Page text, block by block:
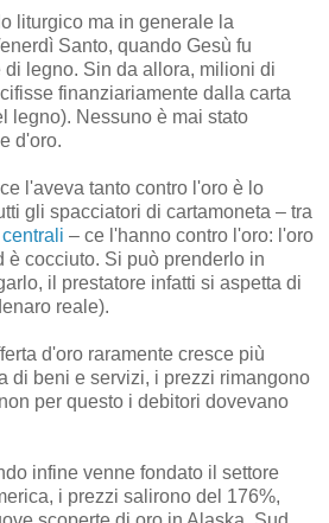
liturgico ma in generale la
Santo, quando Gesù fu
legno. Sin da allora, milioni di
finanziariamente dalla carta
legno). Nessuno è mai stato
d'oro.
l'aveva tanto contro l'oro è lo
gli spacciatori di cartamoneta – tra
– ce l'hanno contro l'oro: l'oro
è cocciuto. Si può prenderlo in
il prestatore infatti si aspetta di
reale).
d'oro raramente cresce più
di beni e servizi, i prezzi rimangono
per questo i debitori dovevano
infine venne fondato il settore
i prezzi salirono del 176%,